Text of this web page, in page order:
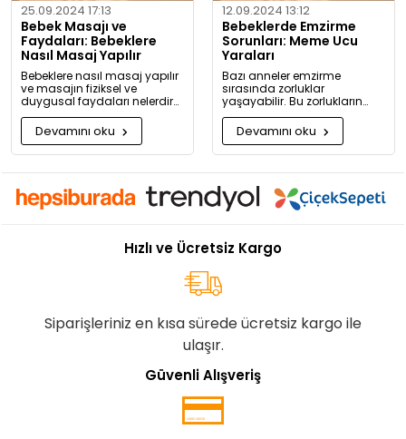
25.09.2024 17:13
Bebek Masajı ve
Faydaları: Bebeklere
Nasıl Masaj Yapılır
Bebeklere nasıl masaj yapılır
ve masajın fiziksel ve
duygusal faydaları nelerdir?
Neden bugüne kadar masaj
yapmadığınıza pişman
olacaksınız!
Devamını oku
12.09.2024 13:12
Bebeklerde Emzirme
Sorunları: Meme Ucu
Yaraları
Bazı anneler emzirme
sırasında zorluklar
yaşayabilir. Bu zorlukların
başında meme ucu yaraları
ve emzirme sırasında
hissedilen acı gelir.
Devamını oku
Hızlı ve Ücretsiz Kargo
Siparişleriniz en kısa sürede ücretsiz kargo ile
ulaşır.
Güvenli Alışveriş